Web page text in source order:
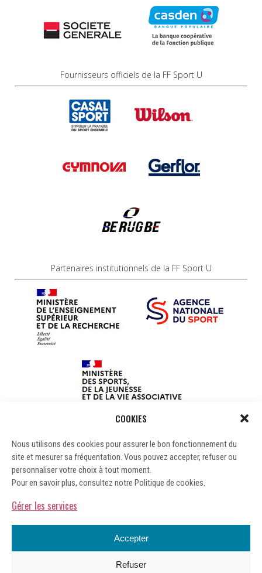
COOKIES
Nous utilisons des cookies pour assurer le bon fonctionnement du
site et mesurer sa fréquentation. Vous pouvez accepter, refuser ou
personnaliser votre choix à tout moment.
Pour en savoir plus, consultez notre Politique de cookies.
Gérer les services
Accepter
Refuser
Fournisseurs officiels de la FF Sport U
Partenaires institutionnels de la FF Sport U